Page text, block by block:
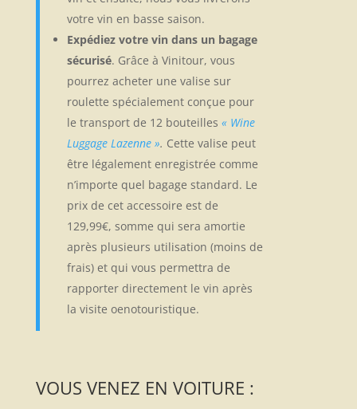
votre vin en basse saison.
Expédiez votre vin dans un bagage
sécurisé. Grâce à Vinitour, vous
pourrez acheter une valise sur
roulette spécialement conçue pour
le transport de 12 bouteilles « Wine
Luggage Lazenne ». Cette valise peut
être légalement enregistrée comme
n’importe quel bagage standard. Le
prix de cet accessoire est de
129,99€, somme qui sera amortie
après plusieurs utilisation (moins de
frais) et qui vous permettra de
rapporter directement le vin après
la visite oenotouristique.
VOUS VENEZ EN VOITURE :